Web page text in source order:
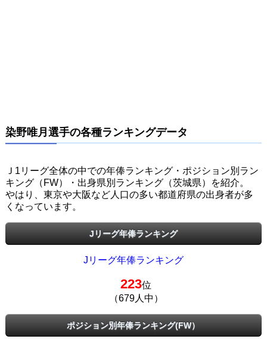
染野唯月選手の各種ランキングデータ
Ｊ1リーグ全体の中での年俸ランキング・ポジション別ラン
キング（FW）・出身県別ランキング（茨城県）を紹介。
やはり、東京や大阪など人口の多い都道府県の出身者が多
くなっています。
Jリーグ年俸ランキング
Jリーグ年俸ランキング
223位
（679人中）
ポジション別年俸ランキング(FW）